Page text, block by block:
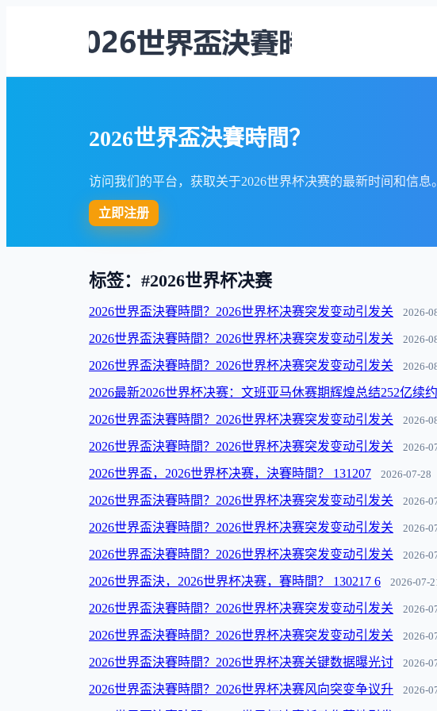
2026世界盃決賽時間？
访问我们的平台，获取关于2026世界杯决赛的最新时间和信
立即注册
标签：#2026世界杯决赛
2026世界盃決賽時間？2026世界杯决赛突发变动引发关 2026-
2026世界盃決賽時間？2026世界杯决赛突发变动引发关 2026-
2026世界盃決賽時間？2026世界杯决赛突发变动引发关 2026-
2026最新2026世界杯决赛：文班亚马休赛期辉煌总结252亿续
2026世界盃決賽時間？2026世界杯决赛突发变动引发关 2026-
2026世界盃決賽時間？2026世界杯决赛突发变动引发关 2026-
2026世界盃，2026世界杯决赛，決賽時間？ 131207 2026-07-28
2026世界盃決賽時間？2026世界杯决赛突发变动引发关 2026-
2026世界盃決賽時間？2026世界杯决赛突发变动引发关 2026-
2026世界盃決賽時間？2026世界杯决赛突发变动引发关 2026-
2026世界盃決，2026世界杯决赛，賽時間？ 130217 6 2026-07-
2026世界盃決賽時間？2026世界杯决赛突发变动引发关 2026-
2026世界盃決賽時間？2026世界杯决赛突发变动引发关 2026-
2026世界盃決賽時間？2026世界杯决赛关键数据曝光讨 2026-
2026世界盃決賽時間？2026世界杯决赛风向突变争议升 2026-